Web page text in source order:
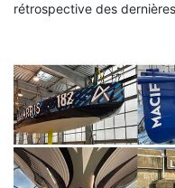
rétrospective des